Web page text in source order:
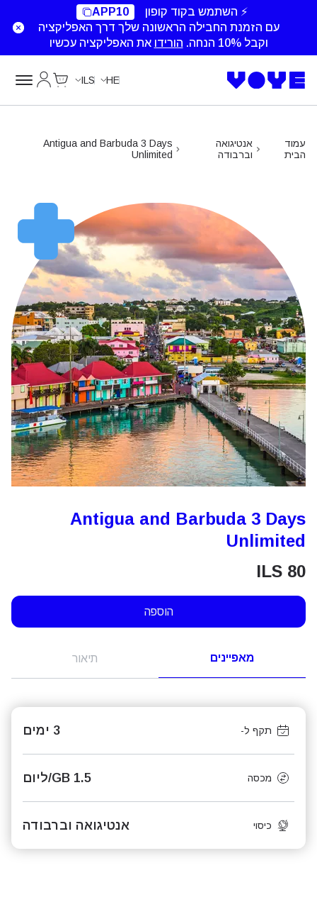
⚡ השתמש בקוד קופון
APP10
עם הזמנת החבילה הראשונה שלך דרך האפליקציה
וקבל 10% הנחה.
הורידו את האפליקציה עכשיו
HE
ILS
עמוד
הבית
אנטיגואה
וברבודה
Antigua and Barbuda 3 Days
Unlimited
Antigua and Barbuda 3 Days
Unlimited
ILS 80
הוספה
מאפיינים תיאור
תקף ל- 3 ימים
מכסה 1.5 GB/ליום
כיסוי אנטיגואה וברבודה
Unlimited Data
Unlimited Data
Unlimited Data